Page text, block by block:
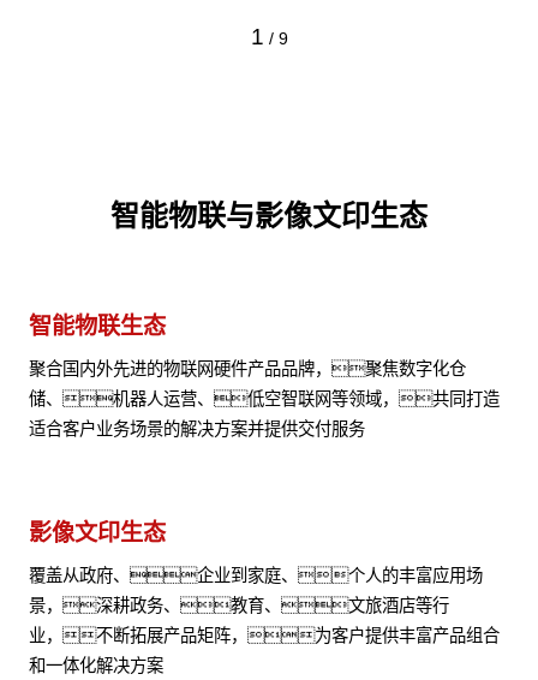
1 / 9
智能物联与影像文印生态
智能物联生态
聚合国内外先进的物联网硬件产品品牌，聚焦数字化仓
储、机器人运营、低空智联网等领域，共同打造
适合客户业务场景的解决方案并提供交付服务
影像文印生态
覆盖从政府、企业到家庭、个人的丰富应用场
景，深耕政务、教育、文旅酒店等行
业，不断拓展产品矩阵，为客户提供丰富产品组合
和一体化解决方案